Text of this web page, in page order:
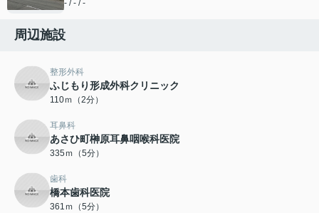
- / - / -
周辺施設
整形外科
ふじもり形成外科クリニック
110ｍ（2分）
耳鼻科
あさひ町榊原耳鼻咽喉科医院
335ｍ（5分）
歯科
橋本歯科医院
361ｍ（5分）